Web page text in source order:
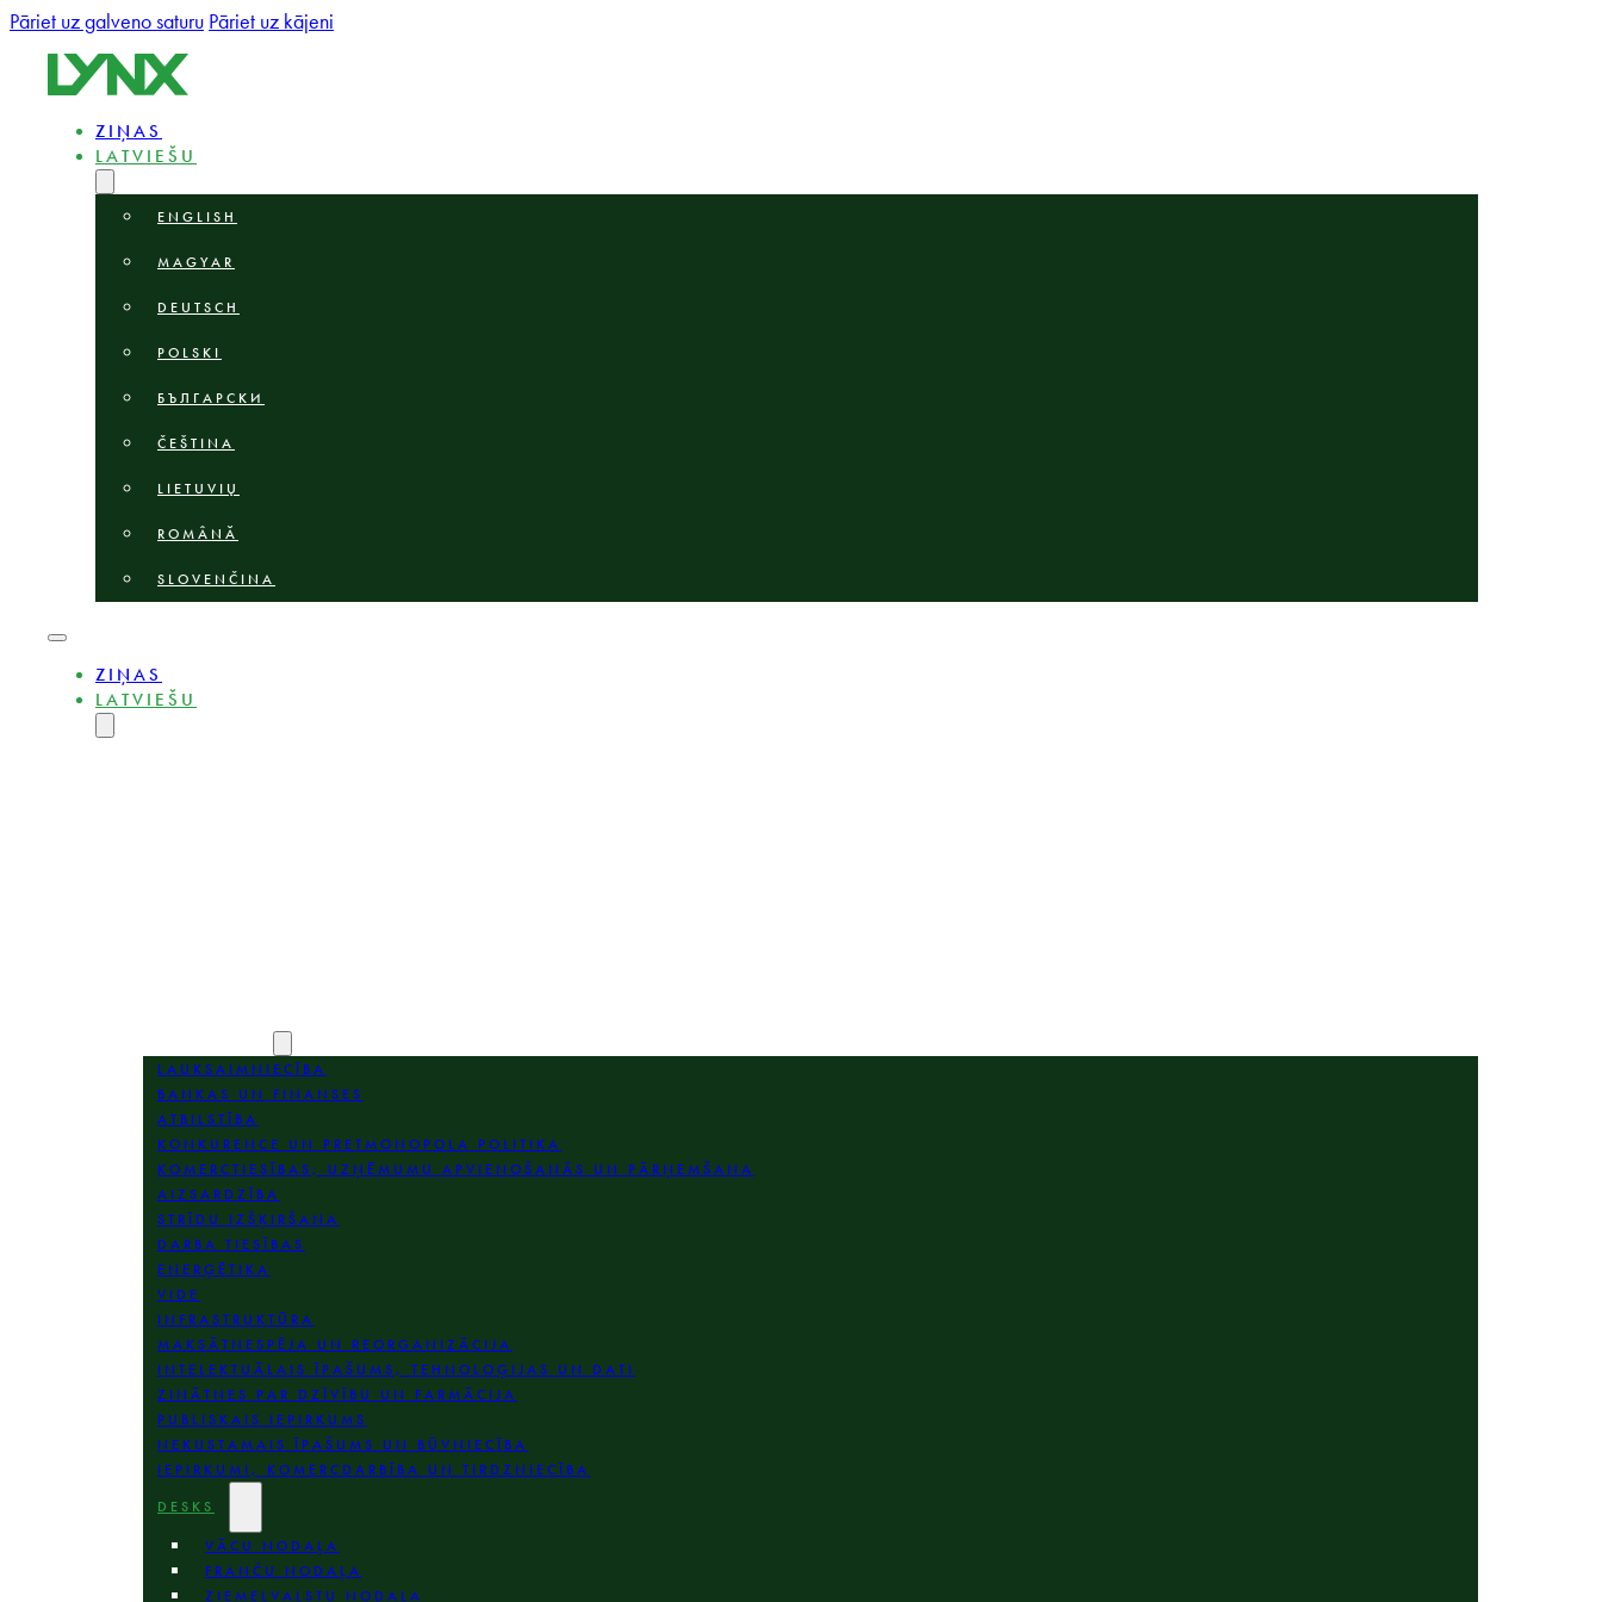
Pāriet uz galveno saturu Pāriet uz kājeni
ZIŅAS
LATVIEŠU
ENGLISH
MAGYAR
DEUTSCH
POLSKI
БЪЛГАРСКИ
ČEŠTINA
LIETUVIŲ
ROMÂNĂ
SLOVENČINA
ZIŅAS
LATVIEŠU
LAUKSAIMNIECĪBA
BANKAS UN FINANSES
ATBILSTĪBA
KONKURENCE UN PRETMONOPOLA POLITIKA
KOMERCTIESĪBAS; UZŅĒMUMU APVIENOŠANĀS UN PĀRŅEMŠANA
AIZSARDZĪBA
STRĪDU IZŠĶIRŠANA
DARBA TIESĪBAS
ENERĢĒTIKA
VIDE
INFRASTRUKTŪRA
MAKSĀTNESPĒJA UN REORGANIZĀCIJA
INTELEKTUĀLAIS ĪPAŠUMS, TEHNOLOĢIJAS UN DATI
ZINĀTNES PAR DZĪVĪBU UN FARMĀCIJA
PUBLISKAIS IEPIRKUMS
NEKUSTAMAIS ĪPAŠUMS UN BŪVNIECĪBA
IEPIRKUMI, KOMERCDARBĪBA UN TIRDZNIECĪBA
DESKS
VĀCU NODAĻA
FRANČU NODAĻA
ZIEMEĻVALSTU NODAĻA